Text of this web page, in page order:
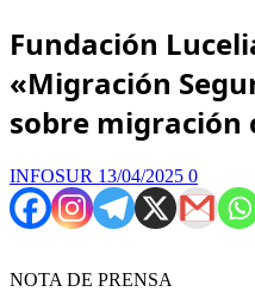
Fundación
«Migración
sobre migración
INFOSUR 13/04/2025 0
NOTA DE PRENSA